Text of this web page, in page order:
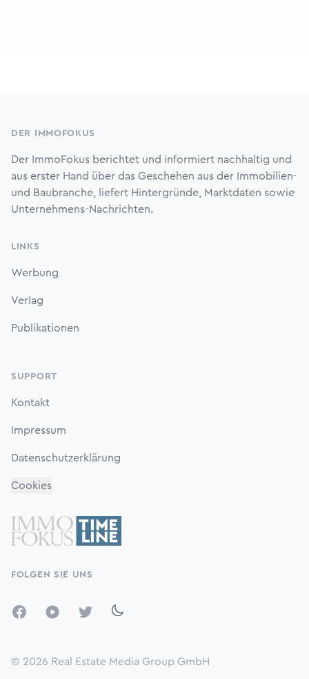
DER IMMOFOKUS
Der ImmoFokus berichtet und informiert nachhaltig und
aus erster Hand über das Geschehen aus der Immobilien-
und Baubranche, liefert Hintergründe, Marktdaten sowie
Unternehmens-Nachrichten.
LINKS
Werbung
Verlag
Publikationen
SUPPORT
Kontakt
Impressum
Datenschutzerklärung
Cookies
FOLGEN SIE UNS
FacebookYouTubeTwitter
© 2026 Real Estate Media Group GmbH